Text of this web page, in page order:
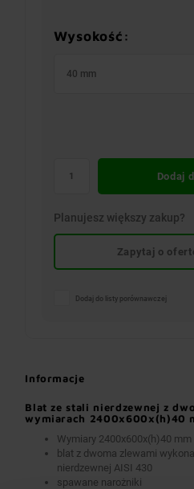
Wysokość:
40 mm
Dodaj
Planujesz większy zakup?
Zapytaj o
Dodaj do listy porównawczej
Informacje
Blat ze stali nierdzewnej z
wymiarach 2400x600x(h)40
Wymiary 2400x600x(h)40 mm
blat z dwoma zlewami
nierdzewnej AISI 430
spawane narożniki